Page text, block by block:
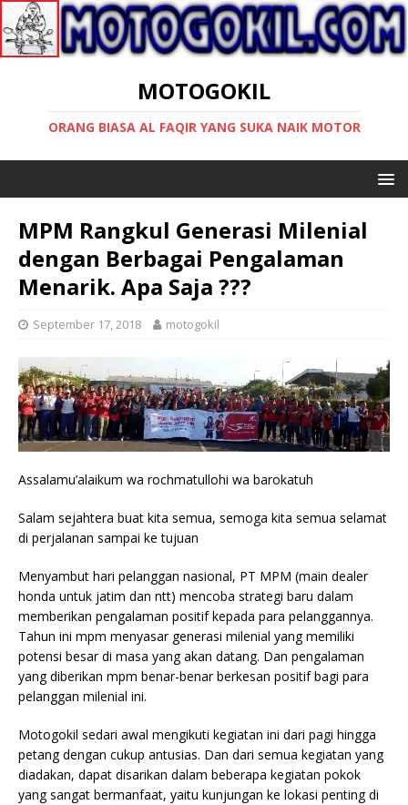
MOTOGOKIL
ORANG BIASA AL FAQIR YANG SUKA NAIK MOTOR
MPM Rangkul Generasi Milenial
dengan Berbagai Pengalaman
Menarik. Apa Saja ???
September 17, 2018 motogokil
Assalamu’alaikum wa rochmatullohi wa barokatuh
Salam sejahtera buat kita semua, semoga kita semua selamat
di perjalanan sampai ke tujuan
Menyambut hari pelanggan nasional, PT MPM (main dealer
honda untuk jatim dan ntt) mencoba strategi baru dalam
memberikan pengalaman positif kepada para pelanggannya.
Tahun ini mpm menyasar generasi milenial yang memiliki
potensi besar di masa yang akan datang. Dan pengalaman
yang diberikan mpm benar-benar berkesan positif bagi para
pelanggan milenial ini.
Motogokil sedari awal mengikuti kegiatan ini dari pagi hingga
petang dengan cukup antusias. Dan dari semua kegiatan yang
diadakan, dapat disarikan dalam beberapa kegiatan pokok
yang sangat bermanfaat, yaitu kunjungan ke lokasi penting di